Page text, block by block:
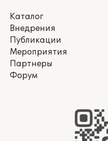
Каталог
Внедрения
Публикации
Мероприятия
Партнеры
Форум